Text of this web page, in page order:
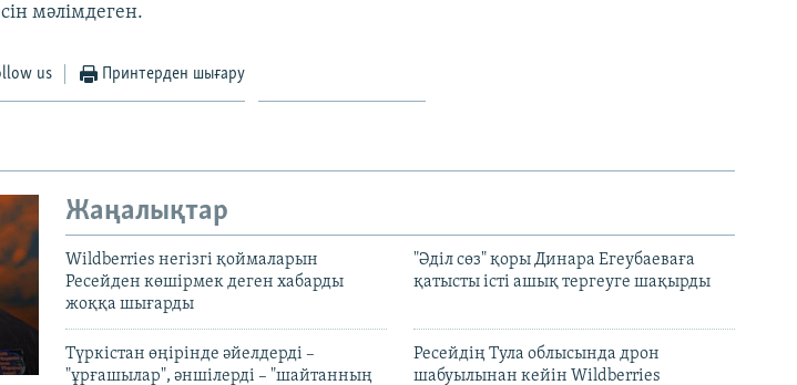
мәлімдеген.
us Принтерден шығару
Жаңалықтар
Wildberries негізгі қоймаларын
Ресейден көшірмек деген хабарды
жоққа шығарды
"Әділ сөз" қоры Динара Егеубаеваға
қатысты істі ашық тергеуге шақырды
Түркістан өңірінде әйелдерді –
"ұрғашылар", әншілерді – "шайтанның
Ресейдің Тула облысында дрон
шабуылынан кейін Wildberries